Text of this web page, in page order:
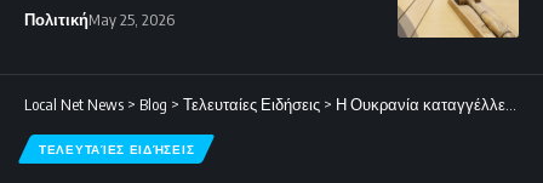
ΠολιτικήMay 25, 2026
Local Net News > Blog > Τελευταίες Ειδήσεις > Η Ουκρανία καταγγέλλει «στημένες» φιλορωσικές διαδηλώσεις στην Κύπρο.
ΤΕΛΕΥΤΑΊΕΣ ΕΙΔΉΣΕΙΣ